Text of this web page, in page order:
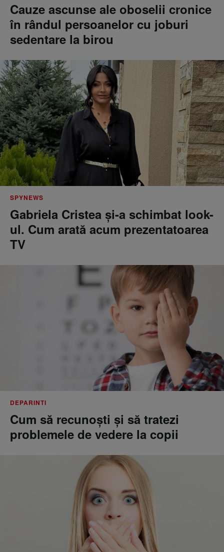
Cauze ascunse ale oboselii cronice
în rândul persoanelor cu joburi
sedentare la birou
SPYNEWS
Gabriela Cristea și-a schimbat look-
ul. Cum arată acum prezentatoarea
TV
DEPARINTI
Cum să recunoști și să tratezi
problemele de vedere la copii